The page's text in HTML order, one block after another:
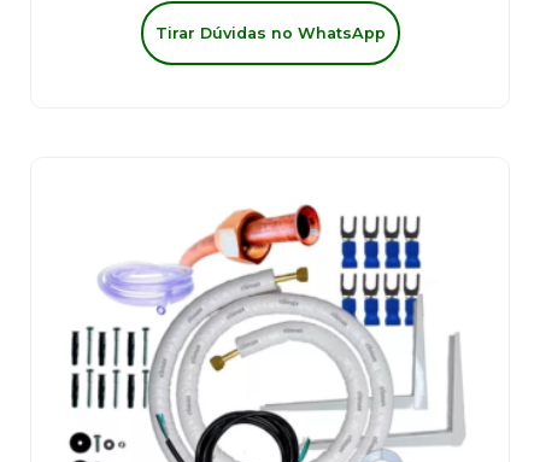
Tirar Dúvidas no WhatsApp